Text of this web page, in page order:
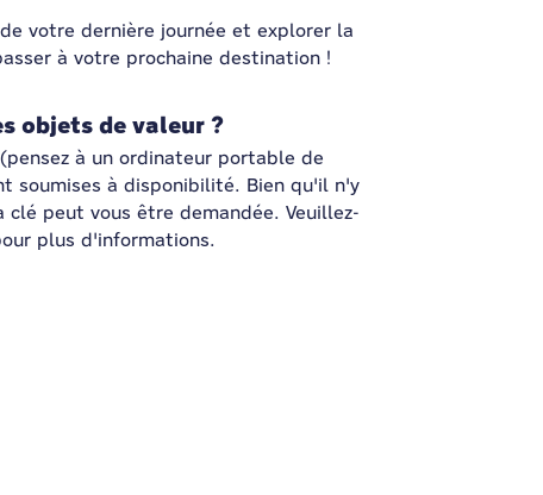
votre dernière journée et explorer la
à votre prochaine destination !
objets de valeur ?
à un ordinateur portable de
soumises à disponibilité. Bien qu'il n'y
peut vous être demandée. Veuillez-
plus d'informations.